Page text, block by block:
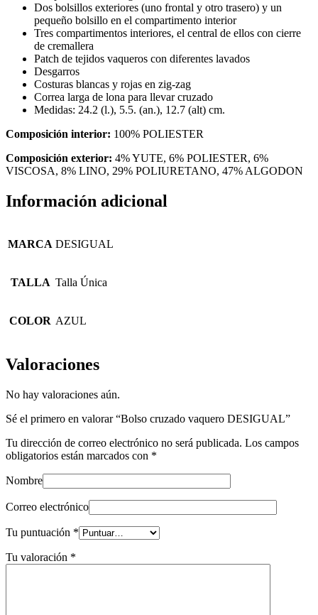
Dos bolsillos exteriores (uno frontal y otro trasero) y un
pequeño bolsillo en el compartimento interior
Tres compartimentos interiores, el central de ellos con cierre
de cremallera
Patch de tejidos vaqueros con diferentes lavados
Desgarros
Costuras blancas y rojas en zig-zag
Correa larga de lona para llevar cruzado
Medidas: 24.2 (l.), 5.5. (an.), 12.7 (alt) cm.
Composición interior: 100% POLIESTER
Composición exterior: 4% YUTE, 6% POLIESTER, 6%
VISCOSA, 8% LINO, 29% POLIURETANO, 47% ALGODON
Información adicional
MARCA DESIGUAL
TALLA Talla Única
COLOR AZUL
Valoraciones
No hay valoraciones aún.
Sé el primero en valorar “Bolso cruzado vaquero DESIGUAL”
Tu dirección de correo electrónico no será publicada. Los campos
obligatorios están marcados con *
Nombre
Correo electrónico
Tu puntuación *
Tu valoración *